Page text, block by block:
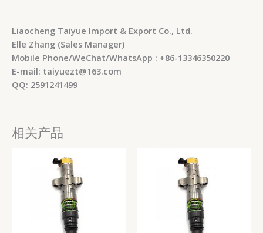
Liaocheng Taiyue Import & Export Co., Ltd.
Elle Zhang (Sales Manager)
Mobile Phone/WeChat/WhatsApp : +86-13346350220
E-mail: taiyuezt@163.com
QQ: 2591241499
相关产品